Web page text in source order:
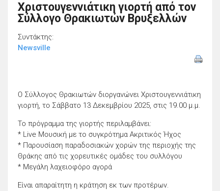
Χριστουγεννιάτικη γιορτή από τον
Σύλλογο Θρακιωτών Βρυξελλών
Συντάκτης:
Newsville
Ο Σύλλογος Θρακιωτών διοργανώνει Χριστουγεννιάτικη
γιορτή, το Σάββατο 13 Δεκεμβρίου 2025, στις 19.00 µ.µ.
Το πρόγραμμα της γιορτής περιλαμβάνει:
* Live Μουσική με το συγκρότημα Ακριτικός Ήχος
* Παρουσίαση παραδοσιακών χορών της περιοχής της
Θράκης από τις χορευτικές ομάδες του συλλόγου
* Μεγάλη λαχειοφόρο αγορά
Είναι απαραίτητη η κράτηση εκ των προτέρων.